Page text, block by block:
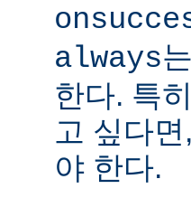
always
한다. 특
고 싶다
야 한다.